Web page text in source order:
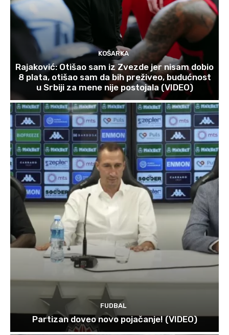
KOŠARKA
Rajaković: Otišao sam iz Zvezde jer nisam dobio
8 plata, otišao sam da bih preživeo, budućnost
u Srbiji za mene nije postojala (VIDEO)
FUDBAL
Partizan doveo novo pojačanje! (VIDEO)